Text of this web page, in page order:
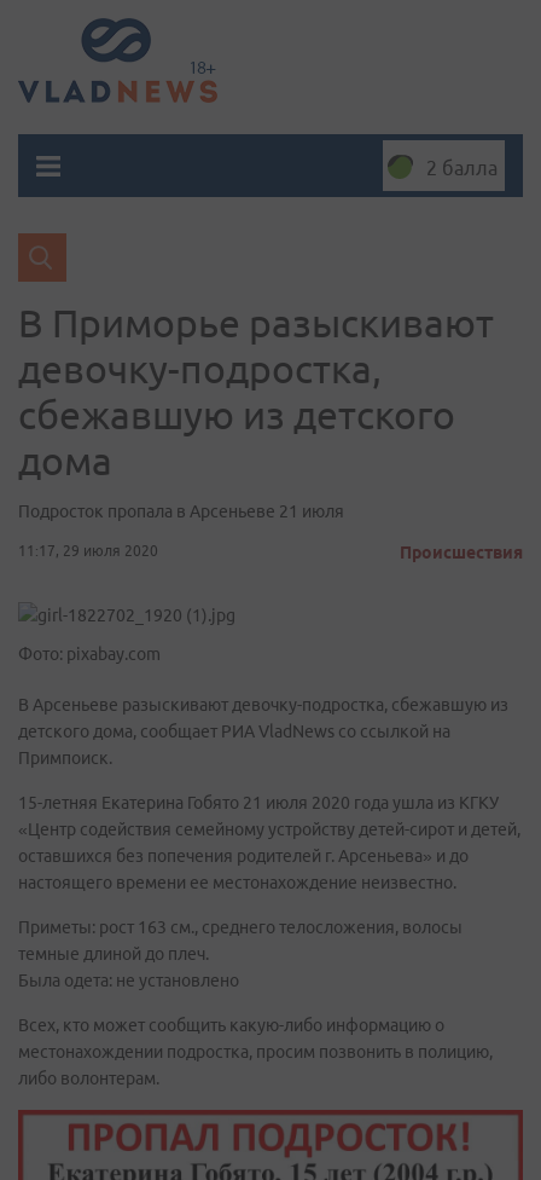
2 балла
В Приморье разыскивают
девочку-подростка,
сбежавшую из детского
дома
Подросток пропала в Арсеньеве 21 июля
11:17, 29 июля 2020 Происшествия
Фото: pixabay.com
В Арсеньеве разыскивают девочку-подростка, сбежавшую из
детского дома, сообщает РИА VladNews со ссылкой на
Примпоиск.
15-летняя Екатерина Гобято 21 июля 2020 года ушла из КГКУ
«Центр содействия семейному устройству детей-сирот и детей,
оставшихся без попечения родителей г. Арсеньева» и до
настоящего времени ее местонахождение неизвестно.
Приметы: рост 163 см., среднего телосложения, волосы
темные длиной до плеч.
Была одета: не установлено
Всех, кто может сообщить какую-либо информацию о
местонахождении подростка, просим позвонить в полицию,
либо волонтерам.